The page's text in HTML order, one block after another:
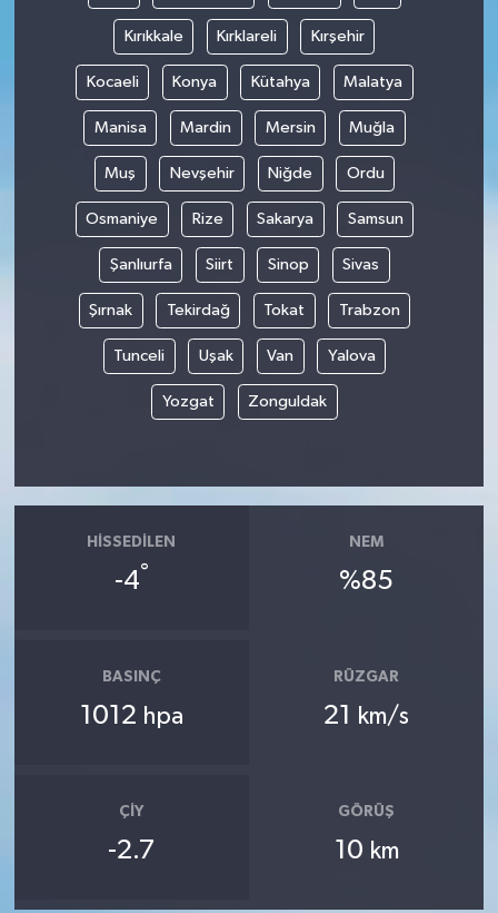
Kırıkkale Kırklareli Kırşehir
Kocaeli Konya Kütahya Malatya
Manisa Mardin Mersin Muğla
Muş Nevşehir Niğde Ordu
Osmaniye Rize Sakarya Samsun
Şanlıurfa Siirt Sinop Sivas
Şırnak Tekirdağ Tokat Trabzon
Tunceli Uşak Van Yalova
Yozgat Zonguldak
HISSEDILEN
-4°
NEM
%85
BASINÇ
1012 hpa
RÜZGAR
21 km/s
ÇIY
-2.7
GÖRÜŞ
10 km